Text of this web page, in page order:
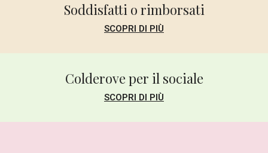
Soddisfatti o rimborsati
SCOPRI DI PIÙ
Colderove per il sociale
SCOPRI DI PIÙ